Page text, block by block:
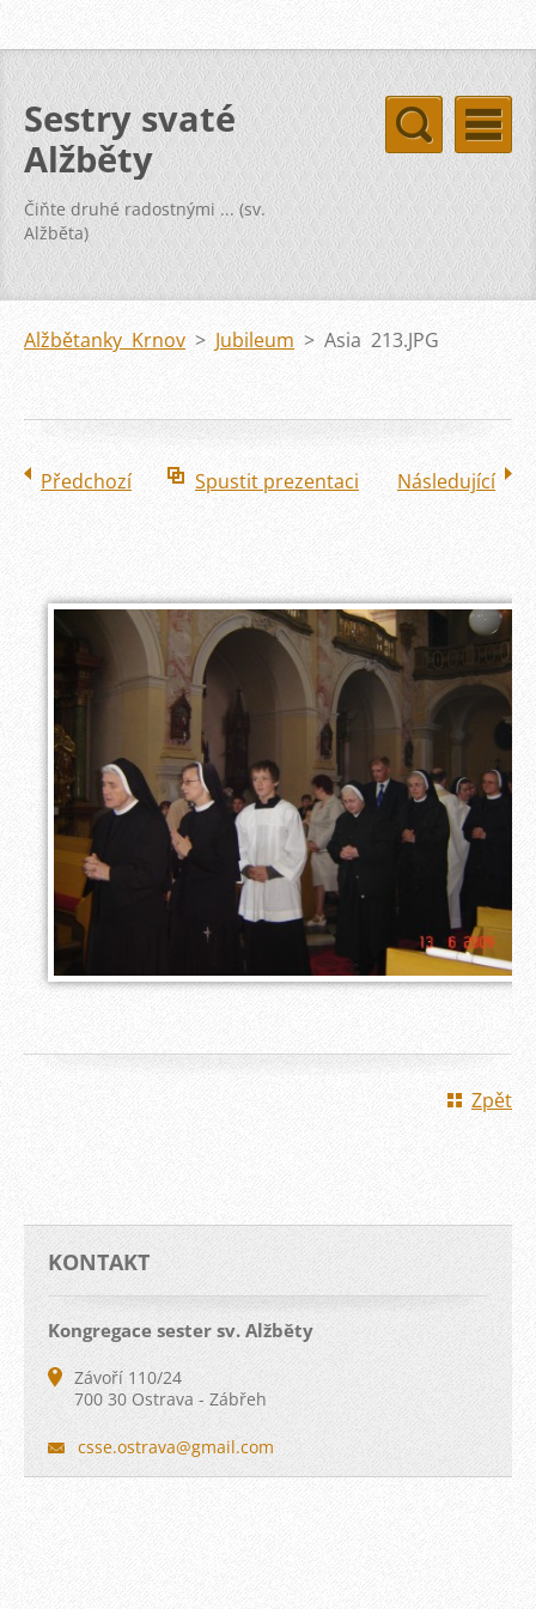
Sestry svaté
Alžběty
Čiňte druhé radostnými ... (sv.
Alžběta)
Alžbětanky Krnov > Jubileum > Asia 213.JPG
Předchozí Spustit prezentaci Následující
Zpět
KONTAKT
Kongregace sester sv. Alžběty
Závoří 110/24
700 30 Ostrava - Zábřeh
csse.ostrava@gmail.com